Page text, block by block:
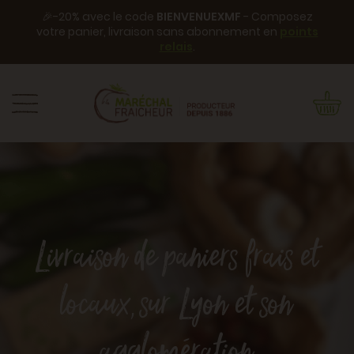
🎉-20% avec le code BIENVENUEXMF - Composez
votre panier, livraison sans abonnement en
.
Livraison de paniers frais et
locaux, sur Lyon et son